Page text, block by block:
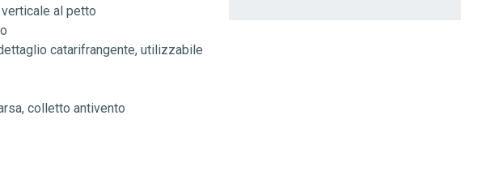
al petto
catarifrangente, utilizzabile
colletto antivento